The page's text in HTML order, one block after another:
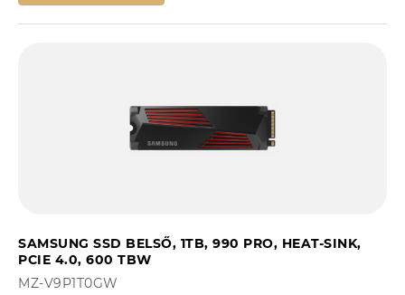
SAMSUNG SSD BELSŐ, 1TB, 990 PRO, HEAT-SINK,
PCIE 4.0, 600 TBW
MZ-V9P1T0GW